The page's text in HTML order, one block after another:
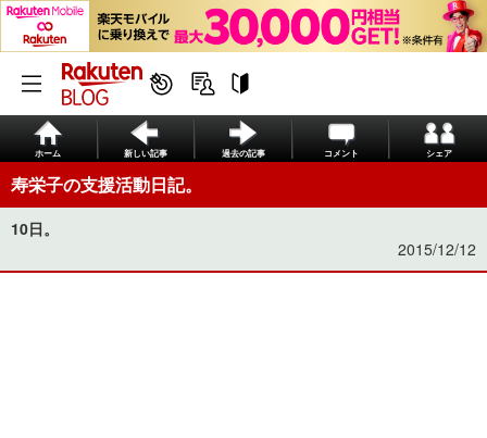
ホーム 新しい記事 過去の記事 コメント シェア
寿栄子の支援活動日記。
10日。
2015/12/12